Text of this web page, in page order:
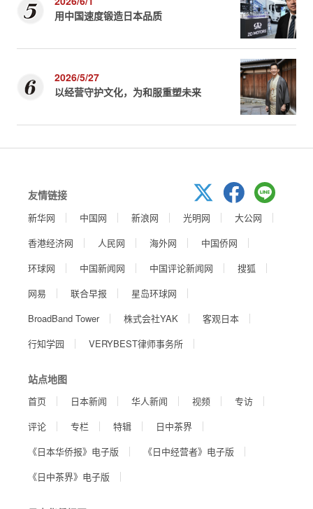
用中国速度锻造日本品质
2026/5/27
以经营守护文化，为和服重塑未来
友情链接
新华网 中国网 新浪网 光明网
大公网
香港经济网
人民网 海外网
中国侨网
环球网
中国新闻网 中国评论新闻网
搜狐
网易
联合早报
星岛环球网
BroadBand Tower
株式会社YAK
客观日本
行知学园
VERYBEST律师事务所
站点地图
首页 日本新闻 华人新闻 视频
专访
评论
专栏 特辑
日中茶界
《日本华侨报》电子版
《日中经营者》电子版
《日中茶界》电子版